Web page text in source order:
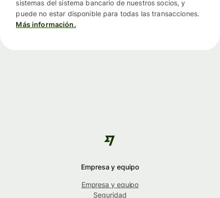
sistemas del sistema bancario de nuestros socios, y
puede no estar disponible para todas las transacciones.
Más información.
Empresa y equipo
Empresa y equipo
Seguridad